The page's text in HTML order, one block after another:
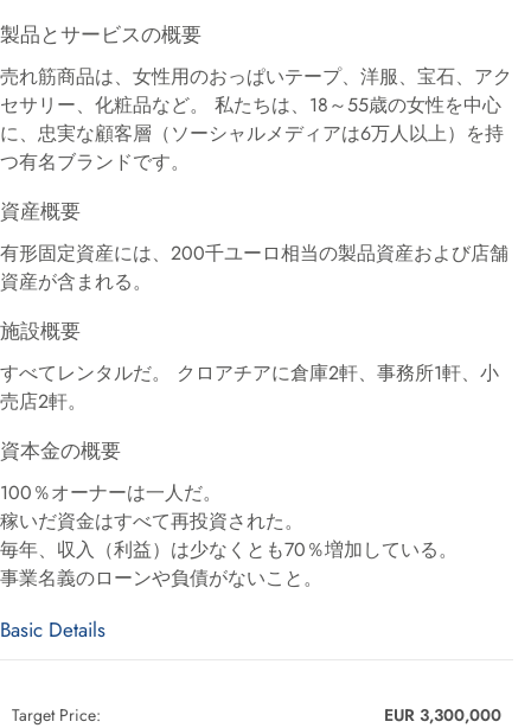
製品とサービスの概要
売れ筋商品は、女性用のおっぱいテープ、洋服、宝石、アク
セサリー、化粧品など。 私たちは、18～55歳の女性を中心
に、忠実な顧客層（ソーシャルメディアは6万人以上）を持
つ有名ブランドです。
資産概要
有形固定資産には、200千ユーロ相当の製品資産および店舗
資産が含まれる。
施設概要
すべてレンタルだ。 クロアチアに倉庫2軒、事務所1軒、小
売店2軒。
資本金の概要
100％オーナーは一人だ。
稼いだ資金はすべて再投資された。
毎年、収入（利益）は少なくとも70％増加している。
事業名義のローンや負債がないこと。
Basic Details
Target Price: EUR 3,300,000